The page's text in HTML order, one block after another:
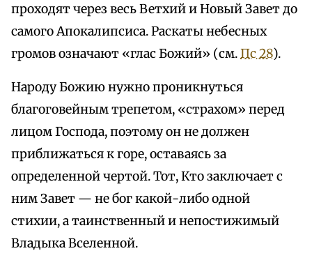
проходят через весь Ветхий и Новый Завет до
самого Апокалипсиса. Раскаты небесных
громов означают «глас Божий» (см.Пс 28).
Народу Божию нужно проникнуться
благоговейным трепетом, «страхом» перед
лицом Господа, поэтому он не должен
приближаться к горе, оставаясь за
определенной чертой. Тот, Кто заключает с
ним Завет — не бог какой-либо одной
стихии, а таинственный и непостижимый
Владыка Вселенной.